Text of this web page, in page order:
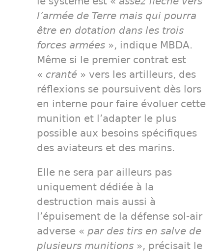
l’armée de Terre mais qui pourra
être en dotation dans les trois
forces armées », indique MBDA.
Même si le premier contrat est
« cranté » vers les artilleurs, des
réflexions se poursuivent dès lors
en interne pour faire évoluer cette
munition et l’adapter le plus
possible aux besoins spécifiques
des aviateurs et des marins.
Elle ne sera par ailleurs pas
uniquement dédiée à la
destruction mais aussi à
l’épuisement de la défense sol-air
adverse « par des tirs en salve de
plusieurs munitions », précisait le